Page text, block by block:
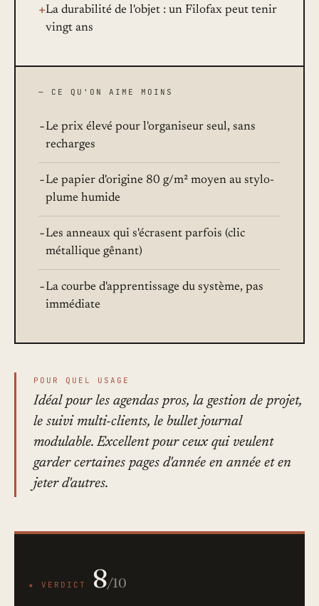
+La durabilité de l'objet : un Filofax peut tenir
vingt ans
— CE QU'ON AIME MOINS
−Le prix élevé pour l'organiseur seul, sans
recharges
−Le papier d'origine 80 g/m² moyen au stylo-
plume humide
−Les anneaux qui s'écrasent parfois (clic
métallique gênant)
−La courbe d'apprentissage du système, pas
immédiate
POUR QUEL USAGE
Idéal pour les agendas pros, la gestion de projet,
le suivi multi-clients, le bullet journal
modulable. Excellent pour ceux qui veulent
garder certaines pages d'année en année et en
jeter d'autres.
★ VERDICT 8/10